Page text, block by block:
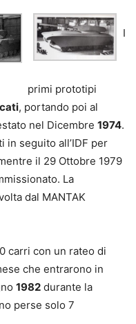
I
primi prototipi
, portando poi al
nel Dicembre 1974.
seguito all’IDF per
il 29 Ottobre 1979
La
dal MANTAK
carri con un rateo di
che entrarono in
1982 durante la
perse solo 7